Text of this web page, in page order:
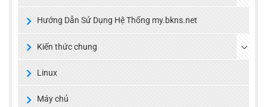
Hướng Dẫn Sử Dụng Hệ Thống my.bkns.net
Kiến thức chung
Linux
Máy chủ